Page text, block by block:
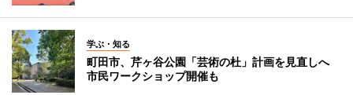
学ぶ・知る
町田市、芹ヶ谷公園「芸術の杜」計画を見直しへ
市民ワークショップ開催も